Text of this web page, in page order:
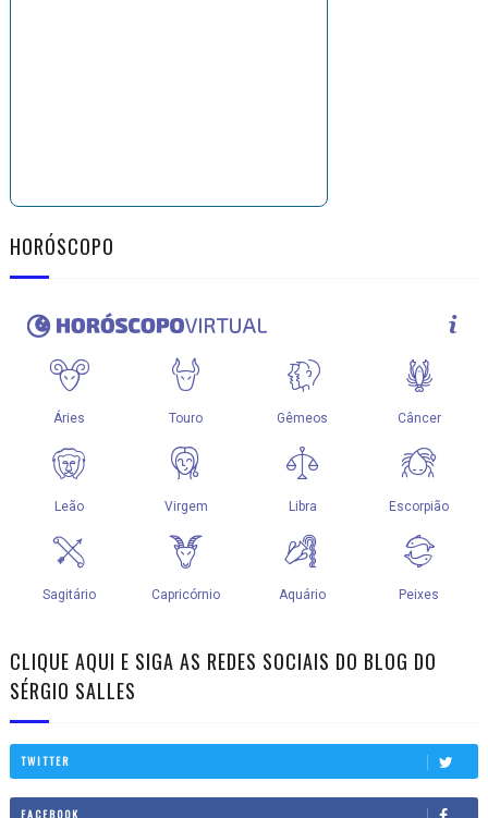
HORÓSCOPO
CLIQUE AQUI E SIGA AS REDES SOCIAIS DO BLOG DO
SÉRGIO SALLES
TWITTER
FACEBOOK